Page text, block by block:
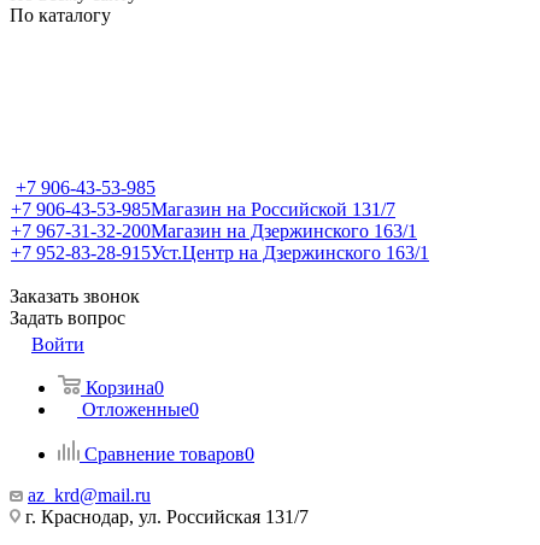
По каталогу
+7 906-43-53-985
+7 906-43-53-985Магазин на Российской 131/7
+7 967-31-32-200Магазин на Дзержинского 163/1
+7 952-83-28-915Уст.Центр на Дзержинского 163/1
Заказать звонок
Задать вопрос
Войти
Корзина0
Отложенные0
Сравнение товаров0
az_krd@mail.ru
г. Краснодар, ул. Российская 131/7